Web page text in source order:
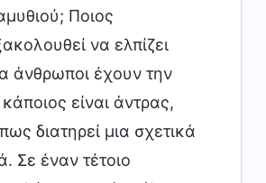
Ποιος
να ελπίζει
άνθρωποι έχουν την
είναι άντρας,
διατηρεί μια σχετικά
Σε έναν τέτοιο